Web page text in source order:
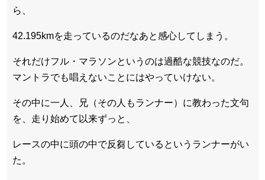
ら、
42.195kmを走っているのだなあと感心してしまう。
それだけフル・マラソンというのは過酷な競技なのだ。
マントラでも唱えないことにはやっていけない。
その中に一人、兄（その人もランナー）に教わった文句
を、走り始めて以来ずっと、
レースの中に頭の中で反芻しているというランナーがい
た。